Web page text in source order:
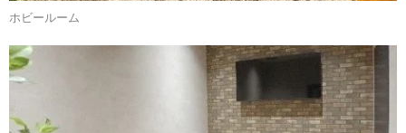
ホビールーム